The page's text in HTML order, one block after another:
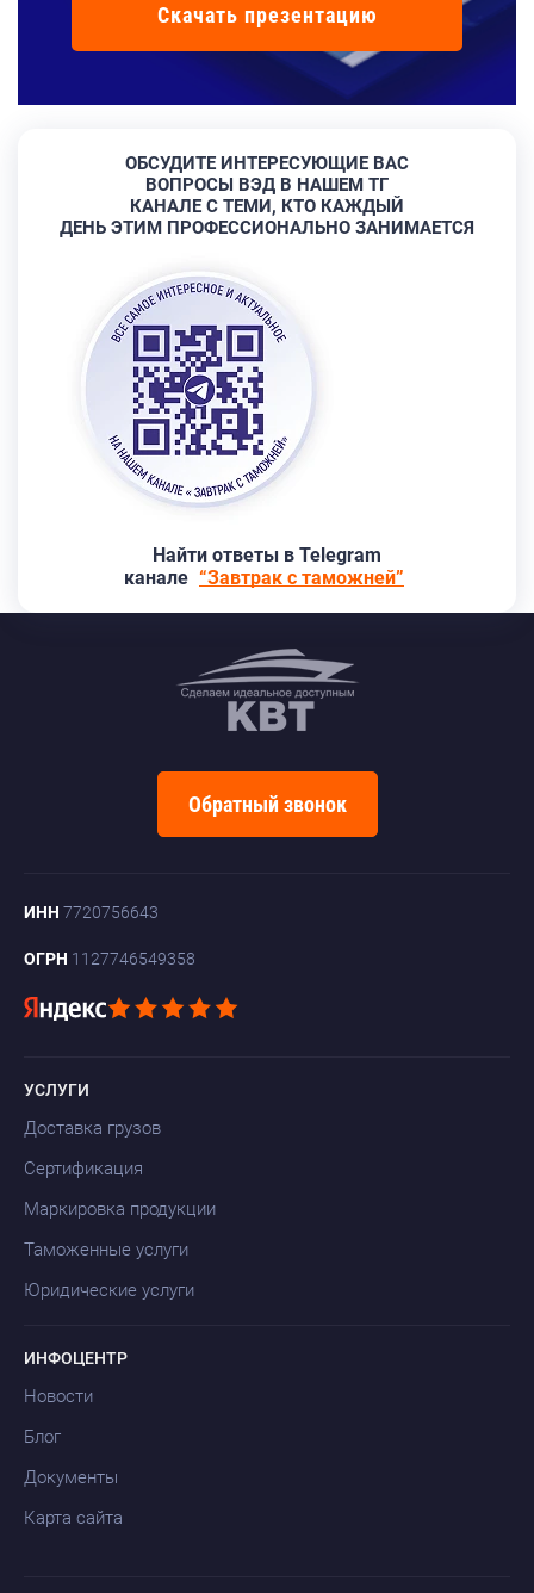
Скачать презентацию
ОБСУДИТЕ ИНТЕРЕСУЮЩИЕ ВАС
ВОПРОСЫ ВЭД В НАШЕМ ТГ
КАНАЛЕ С ТЕМИ, КТО КАЖДЫЙ
ДЕНЬ ЭТИМ ПРОФЕССИОНАЛЬНО ЗАНИМАЕТСЯ
Найти ответы в Telegram
канале “Завтрак с таможней”
Обратный звонок
ИНН 7720756643
ОГРН 1127746549358
УСЛУГИ
Доставка грузов
Сертификация
Маркировка продукции
Таможенные услуги
Юридические услуги
ИНФОЦЕНТР
Новости
Блог
Документы
Карта сайта